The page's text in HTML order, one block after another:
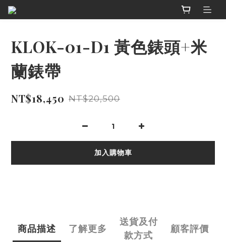
KLOK-01-D1 黃色錶頭+米
蘭錶帶
NT$18,450 NT$20,500
加入購物車
商品描述 了解更多
送貨及付
款方式
顧客評價